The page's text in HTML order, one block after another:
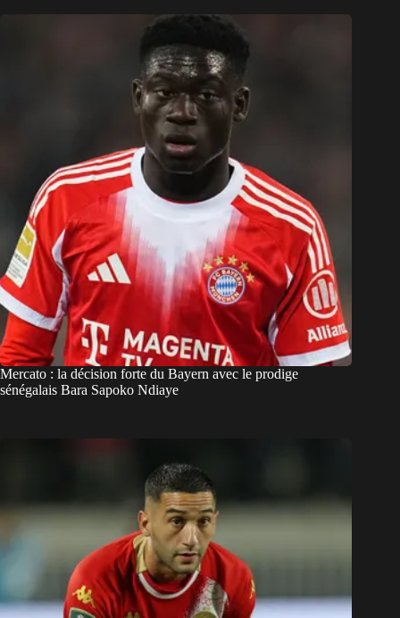
Mercato : la décision forte du Bayern avec le prodige
sénégalais Bara Sapoko Ndiaye